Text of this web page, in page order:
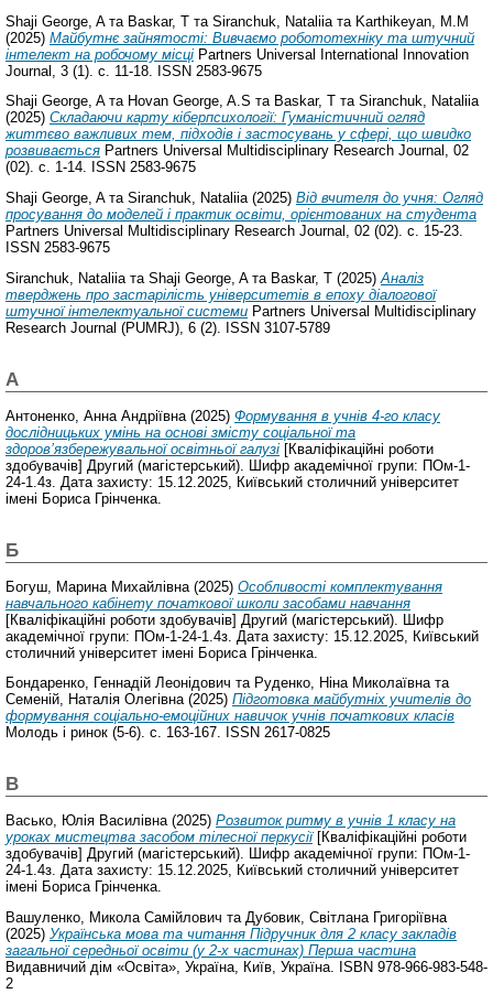
Shaji George, Aта Baskar, T та Siranchuk, Nataliia та Karthikeyan, M.M
(2025) Майбутнє зайнятості: Вивчаємо робототехніку та штучний
інтелект на робочому місці Partners Universal International Innovation
Journal, 3 (1). с. 11-18. ISSN 2583-9675
Shaji George, Aта Hovan George, A.S та Baskar, T та Siranchuk, Nataliia
(2025) Складаючи карту кіберпсихології: Гуманістичний огляд
життєво важливих тем, підходів і застосувань у сфері, що швидко
розвивається Partners Universal Multidisciplinary Research Journal, 02
(02). с. 1-14. ISSN 2583-9675
Shaji George, Aта Siranchuk, Nataliia(2025) Від вчителя до учня: Огляд
просування до моделей і практик освіти, орієнтованих на студента
Partners Universal Multidisciplinary Research Journal, 02 (02). с. 15-23.
ISSN 2583-9675
Siranchuk, Nataliiaта Shaji George, Aта Baskar, T (2025)Аналіз
тверджень про застарілість університетів в епоху діалогової
штучної інтелектуальної системи Partners Universal Multidisciplinary
Research Journal (PUMRJ), 6 (2). ISSN 3107-5789
А
Антоненко, Анна Андріївна (2025) Формування в учнів 4-го класу
дослідницьких умінь на основі змісту соціальної та
здоров’язбережувальної освітньої галузі [Кваліфікаційні роботи
здобувачів] Другий (магістерський). Шифр академічної групи: ПОм-1-
24-1.4з. Дата захисту: 15.12.2025, Київський столичний університет
імені Бориса Грінченка.
Б
Богуш, Марина Михайлівна (2025) Особливості комплектування
навчального кабінету початкової школи засобами навчання
[Кваліфікаційні роботи здобувачів] Другий (магістерський). Шифр
академічної групи: ПОм-1-24-1.4з. Дата захисту: 15.12.2025, Київський
столичний університет імені Бориса Грінченка.
Бондаренко, Геннадій Леонідович та Руденко, Ніна Миколаївната
Семеній, Наталія Олегівна(2025) Підготовка майбутніх учителів до
формування соціально-емоційних навичок учнів початкових класів
Молодь і ринок (5-6). с. 163-167. ISSN 2617-0825
В
Васько, Юлія Василівна(2025) Розвиток ритму в учнів 1 класу на
уроках мистецтва засобом тілесної перкусії[Кваліфікаційні роботи
здобувачів] Другий (магістерський). Шифр академічної групи: ПОм-1-
24-1.4з. Дата захисту: 15.12.2025, Київський столичний університет
імені Бориса Грінченка.
Вашуленко, Микола Самійлович та Дубовик, Світлана Григоріївна
(2025) Українська мова та читання Підручник для 2 класу закладів
загальної середньої освіти (у 2-х частинах) Перша частина
Видавничий дiм «Освiта», Україна, Київ, Україна. ISBN 978-966-983-548-
2